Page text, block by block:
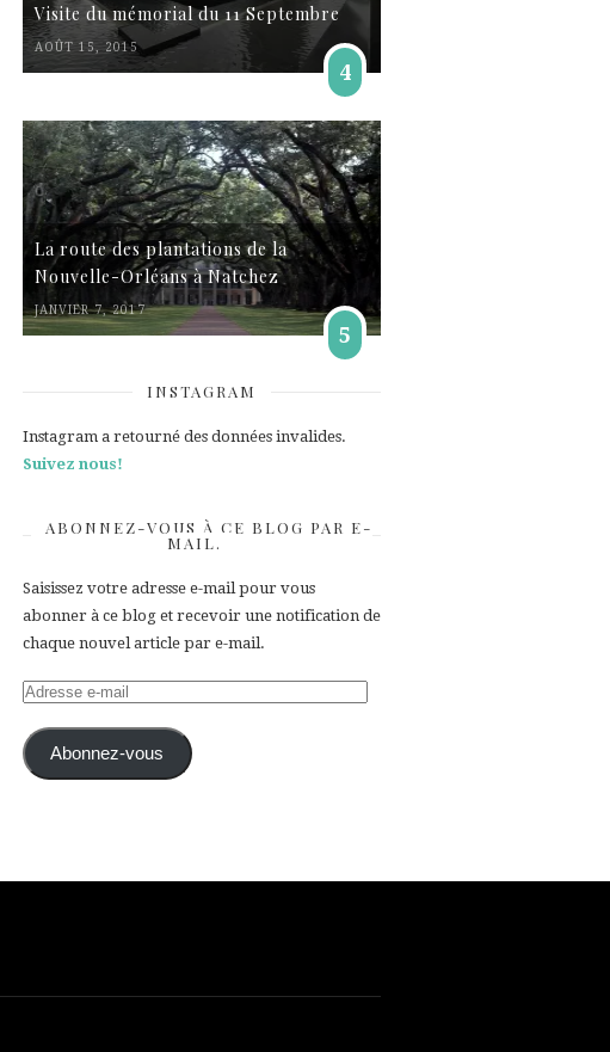
Visite du mémorial du 11 Septembre
AOÛT 15, 2015
4
La route des plantations de la
Nouvelle-Orléans à Natchez
JANVIER 7, 2017
5
INSTAGRAM
Instagram a retourné des données invalides.
Suivez nous!
ABONNEZ-VOUS À CE BLOG PAR E-
MAIL.
Saisissez votre adresse e-mail pour vous
abonner à ce blog et recevoir une notification de
chaque nouvel article par e-mail.
Adresse
mail Abonnez-vous